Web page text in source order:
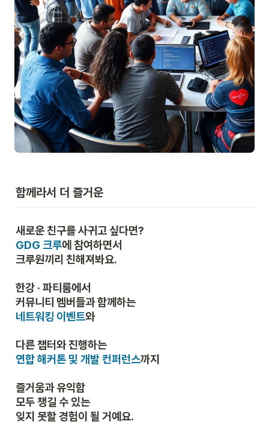
함께라서 더 즐거운
GDG 크루에 참여하면서
크루원끼리 친해져봐요.
한강 · 파티룸에서
네트워킹 이벤트와
연합 해커톤 및 개발 컨퍼런스까지
즐거움과 유익함
모두 챙길 수 있는
잊지 못할 경험이 될 거예요.